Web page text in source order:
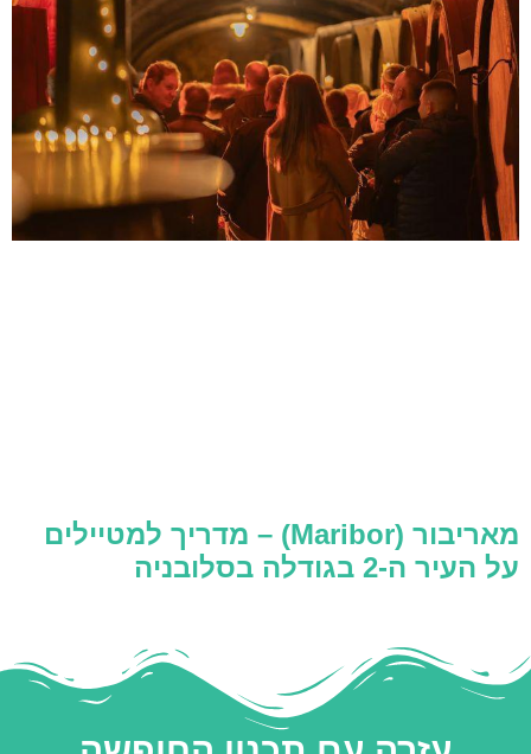
מאריבור (Maribor) – מדריך למטיילים
על העיר ה-2 בגודלה בסלובניה